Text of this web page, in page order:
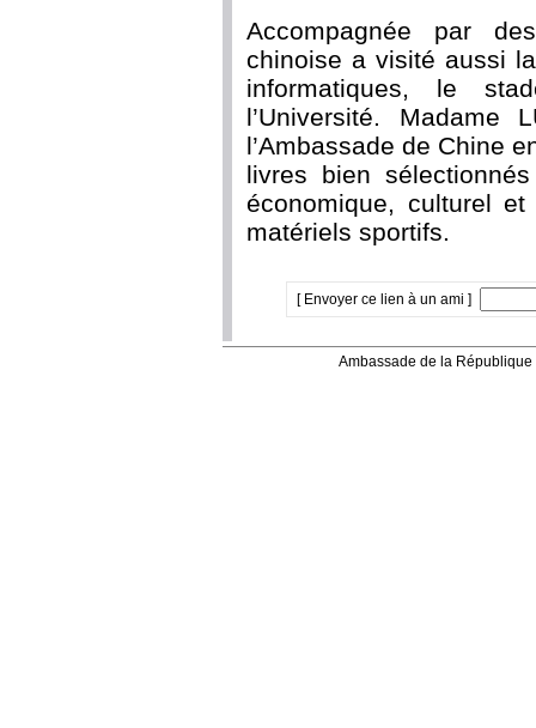
Accompagnée par
chinoise a visité aussi
informatiques, le
l’Université.
l’Ambassade de Chine
livres bien
économique, culturel
matériels sportifs.
[ Envoyer ce lien à un ami ]
Ambassade de la